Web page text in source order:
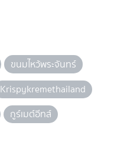
ขนมไหว้พระจันทร์
Krispykremethailand
กูร์เมต์อีทส์